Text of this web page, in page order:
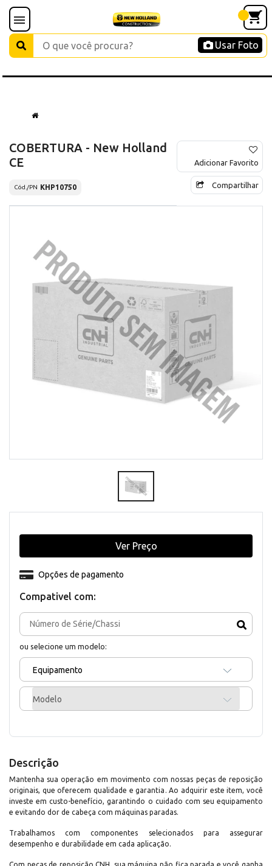
Usar Foto
COBERTURA - New Holland
CE
Cód./PN KHP10750
Adicionar Favorito
Compartilhar
Compativel com:
ou selecione um modelo:
Equipamento
Modelo
Opções de pagamento
Ver Preço
Descrição
Mantenha sua operação em movimento com nossas peças de reposição
originais, que oferecem qualidade e garantia. Ao adquirir este item, você
investe em custo-benefício, garantindo o cuidado com seu equipamento
e evitando dor de cabeça com máquinas paradas.
Trabalhamos com componentes selecionados para assegurar
desempenho e durabilidade em cada aplicação.